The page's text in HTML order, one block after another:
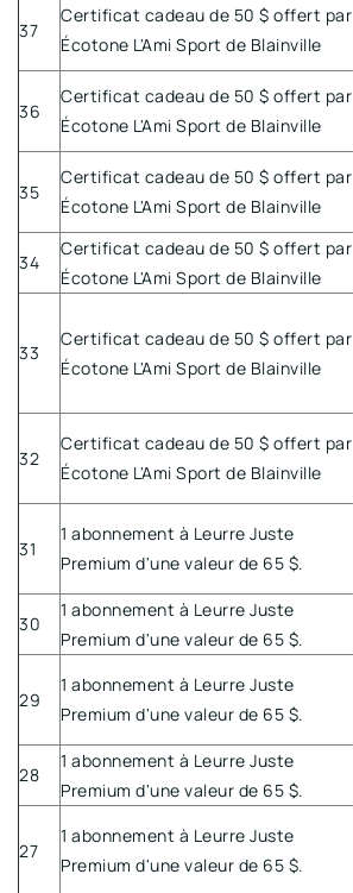
37
Certificat cadeau de 50 $ offert par
Écotone L'Ami Sport de Blainville
36
Certificat cadeau de 50 $ offert par
Écotone L'Ami Sport de Blainville
35
Certificat cadeau de 50 $ offert par
Écotone L'Ami Sport de Blainville
34
Certificat cadeau de 50 $ offert par
Écotone L'Ami Sport de Blainville
33
Certificat cadeau de 50 $ offert par
Écotone L'Ami Sport de Blainville
32
Certificat cadeau de 50 $ offert par
Écotone L'Ami Sport de Blainville
31
1 abonnement à Leurre Juste
Premium d'une valeur de 65 $.
30
1 abonnement à Leurre Juste
Premium d'une valeur de 65 $.
29
1 abonnement à Leurre Juste
Premium d'une valeur de 65 $.
28
1 abonnement à Leurre Juste
Premium d'une valeur de 65 $.
27
1 abonnement à Leurre Juste
Premium d'une valeur de 65 $.